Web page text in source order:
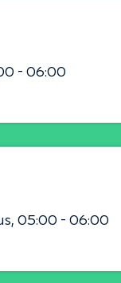
- 06:00
05:00 - 06:00